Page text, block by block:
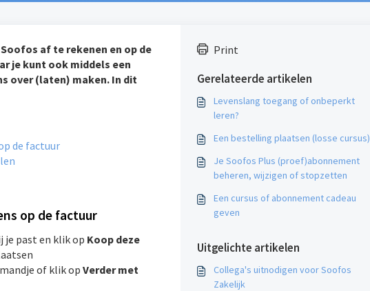
af te rekenen en op de
je kunt ook middels een
over (laten) maken. In dit
de factuur
op de factuur
je past en klik op Koop deze
of klik op Verder met
Print
Gerelateerde artikelen
Levenslang toegang of onbeperkt
leren?
Een bestelling plaatsen (losse cursus)
Je Soofos Plus (proef)abonnement
beheren, wijzigen of stopzetten
Een cursus of abonnement cadeau
geven
Uitgelichte artikelen
Collega's uitnodigen voor Soofos
Zakelijk